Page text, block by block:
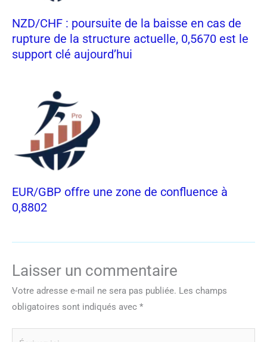
NZD/CHF : poursuite de la baisse en cas de
rupture de la structure actuelle, 0,5670 est le
support clé aujourd’hui
EUR/GBP offre une zone de confluence à
0,8802
Laisser un commentaire
Votre adresse e-mail ne sera pas publiée. Les champs
obligatoires sont indiqués avec *